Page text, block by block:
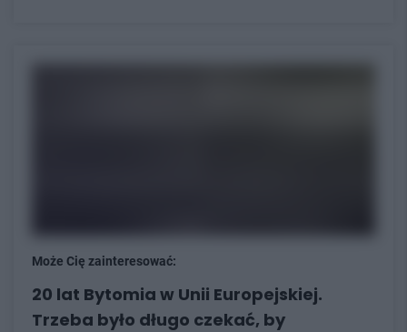
Może Cię zainteresować:
20 lat Bytomia w Unii Europejskiej.
Trzeba było długo czekać, by